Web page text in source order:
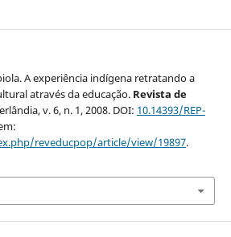
A experiência indígena retratando a
através da educação. Revista de
v. 6, n. 1, 2008. DOI: 10.14393/REP-
reveducpop/article/view/19897.